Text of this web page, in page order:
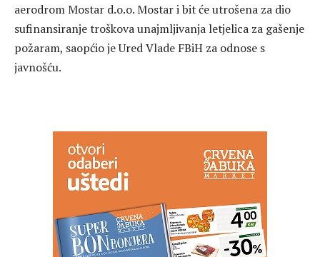
aerodrom Mostar d.o.o. Mostar i bit će utrošena za dio
sufinansiranje troškova unajmljivanja letjelica za gašenje
požaram, saopćio je Ured Vlade FBiH za odnose s
javnošću.